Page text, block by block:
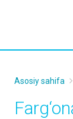
Asosiy sahifa